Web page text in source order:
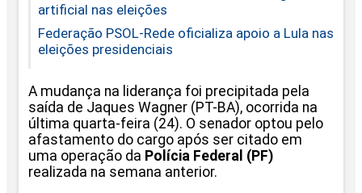
artificial nas eleições
Federação PSOL-Rede oficializa apoio a Lula nas
eleições presidenciais
A mudança na liderança foi precipitada pela
saída de Jaques Wagner (PT-BA), ocorrida na
última quarta-feira (24). O senador optou pelo
afastamento do cargo após ser citado em
uma operação da Polícia Federal (PF)
realizada na semana anterior.